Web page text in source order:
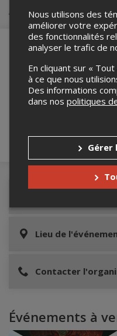
Achat de billets
Merci de
Lieu de
Contacter
Événements à
Nous utilisons des
améliorer votre
des fonctionnalités
analyser le trafic de
En cliquant sur «
à ce que nous
Des informations
dans nos politiques
Gérer